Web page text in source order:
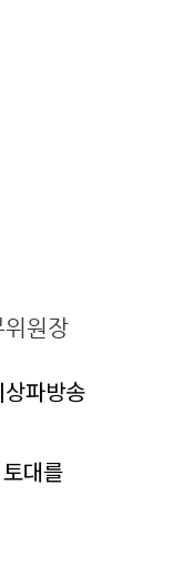
원장
파방송
대를